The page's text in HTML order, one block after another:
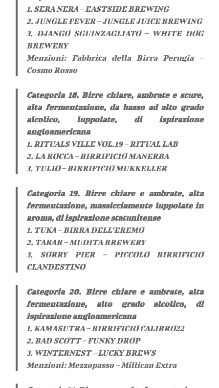
1. SERA NERA – EASTSIDE BREWING
2. JUNGLE FEVER – JUNGLE JUICE BREWING
3. DJANGO SGUINZAGLIATO – WHITE DOG
BREWERY
Menzioni: Fabbrica della Birra Perugia –
Cosmo Rosso
Categoria 18. Birre chiare, ambrate e scure,
alta fermentazione, da basso ad alto grado
alcolico, luppolate, di ispirazione
angloamericana
1. RITUALS VILLE VOL.19 – RITUAL LAB
2. LA ROCCA – BIRRIFICIO MANERBA
3. TULIO – BIRRIFICIO MUKKELLER
Categoria 19. Birre chiare e ambrate, alta
fermentazione, massicciamente luppolate in
aroma, di ispirazione statunitense
1. TUKA – BIRRA DELL’EREMO
2. TARAB – MUDITA BREWERY
3. SORRY PIER – PICCOLO BIRRIFICIO
CLANDESTINO
Categoria 20. Birre chiare e ambrate, alta
fermentazione, alto grado alcolico, di
ispirazione angloamericana
1. KAMASUTRA – BIRRIFICIO CALIBRO22
2. BAD SCOTT – FUNKY DROP
3. WINTERNEST – LUCKY BREWS
Menzioni: Mezzopasso – Millican Extra